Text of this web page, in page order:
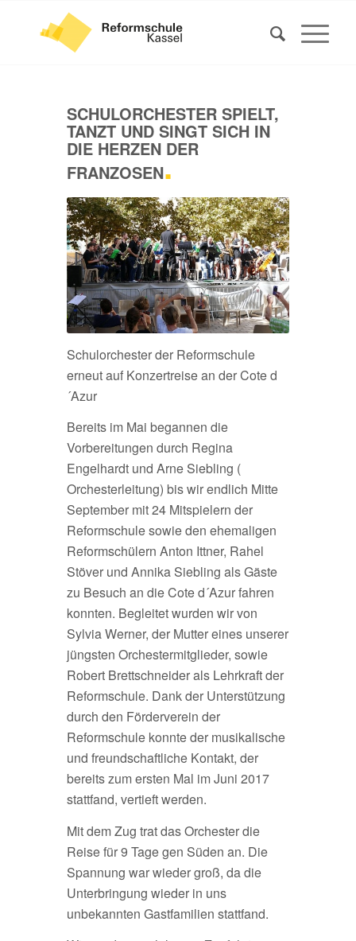
SCHULORCHESTER SPIELT,
TANZT UND SINGT SICH IN
DIE HERZEN DER
FRANZOSEN.
Schulorchester der Reformschule
erneut auf Konzertreise an der Cote d
´Azur
Bereits im Mai begannen die
Vorbereitungen durch Regina
Engelhardt und Arne Siebling (
Orchesterleitung) bis wir endlich Mitte
September mit 24 Mitspielern der
Reformschule sowie den ehemaligen
Reformschülern Anton Ittner, Rahel
Stöver und Annika Siebling als Gäste
zu Besuch an die Cote d´Azur fahren
konnten. Begleitet wurden wir von
Sylvia Werner, der Mutter eines unserer
jüngsten Orchestermitglieder, sowie
Robert Brettschneider als Lehrkraft der
Reformschule. Dank der Unterstützung
durch den Förderverein der
Reformschule konnte der musikalische
und freundschaftliche Kontakt, der
bereits zum ersten Mal im Juni 2017
stattfand, vertieft werden.
Mit dem Zug trat das Orchester die
Reise für 9 Tage gen Süden an. Die
Spannung war wieder groß, da die
Unterbringung wieder in uns
unbekannten Gastfamilien stattfand.